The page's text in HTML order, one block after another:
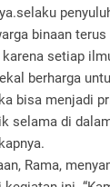
binaan
setiap
berharga
bisa menjadi
selama di
Rama,